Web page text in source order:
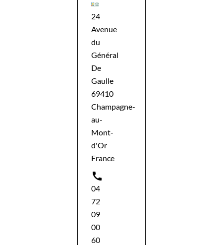
24
Avenue
du
Général
De
Gaulle
69410
Champagne-
au-
Mont-
d'Or
France

04
72
09
00
60